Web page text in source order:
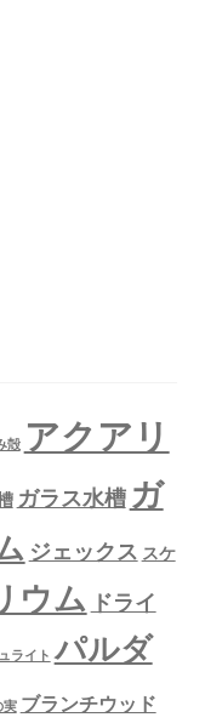
殻 アクアリ
ガラス水槽 ガ
ジェックス スケ
ウム ドライ
ライト パルダ
実 ブランチウッド